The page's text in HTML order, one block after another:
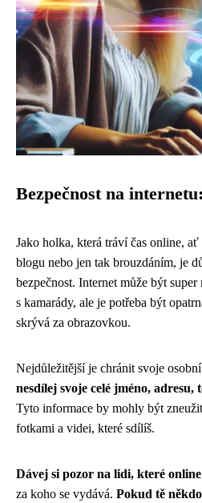
Bezpečnost na
Jako holka, která tráví čas online,
blogu nebo jen tak brouzdáním, je
bezpečnost. Internet může být
s kamarády, ale je potřeba být
skrývá za obrazovkou.
Nejdůležitější je chránit svoje
nesdílej svoje celé jméno, adresu,
Tyto informace by mohly být
fotkami a videi, které sdílíš.
Dávej si pozor na lidi, které
za koho se vydává. Pokud tě